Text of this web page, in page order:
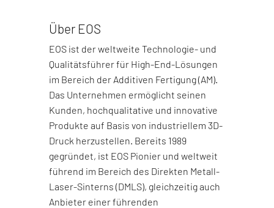
Über EOS
EOS ist der weltweite Technologie- und
Qualitätsführer für High-End-Lösungen
im Bereich der Additiven Fertigung (AM).
Das Unternehmen ermöglicht seinen
Kunden, hochqualitative und innovative
Produkte auf Basis von industriellem 3D-
Druck herzustellen. Bereits 1989
gegründet, ist EOS Pionier und weltweit
führend im Bereich des Direkten Metall-
Laser-Sinterns (DMLS), gleichzeitig auch
Anbieter einer führenden